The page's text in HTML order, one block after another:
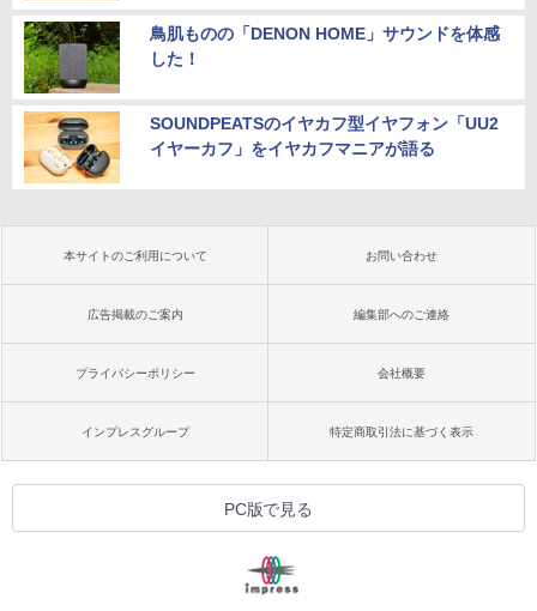
鳥肌ものの「DENON HOME」サウンドを体感
した！
SOUNDPEATSのイヤカフ型イヤフォン「UU2
イヤーカフ」をイヤカフマニアが語る
本サイトのご利用について お問い合わせ
広告掲載のご案内 編集部へのご連絡
プライバシーポリシー 会社概要
インプレスグループ 特定商取引法に基づく表示
PC版で見る